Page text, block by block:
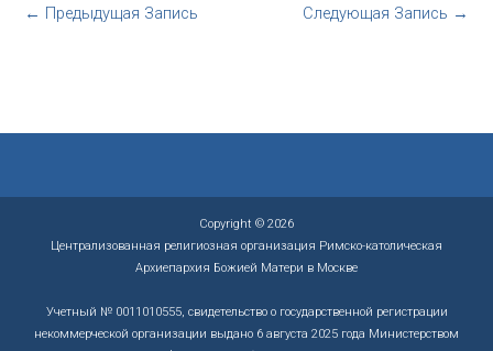
← Предыдущая Запись Следующая Запись →
Copyright © 2026
Централизованная религиозная организация Римско-католическая
Архиепархия Божией Матери в Москве
Учетный № 0011010555, свидетельство о государственной регистрации
некоммерческой организации выдано 6 августа 2025 года Министерством